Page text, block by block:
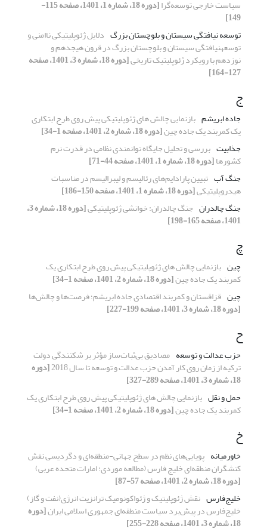
سیاست خارجی توسعه‌‌‌‌گرا [دوره 18، شماره 1، 1401، صفحه 115-
149]
توسعه ‏نیافتگی سیستان و بلوچستان بزرگ دلایل ژئوپلیتیکی ناامنی و
توسعه‏نیافتگی سیستان و بلوچستان بزرگ در قرون هیجدهم و
نوزدهم با رویکرد ژئوپلیتیک تاریخی [دوره 18، شماره 3، 1401، صفحه
127-164]
ج
جاده ابریشم بازنمایی چالش های ژئوپلیتیکی پیش روی طرح ابتکاری
یک کمربند یک جاده چین[دوره 18، شماره 2، 1401، صفحه 1-34]
جذابیت بررسی و تحلیل جایگاه توانمندی نظامی در قدرت نرم
کشورها[دوره 18، شماره 1، 1401، صفحه 44-71]
جنگ آب تبیین پارادایم‌های‌‌‌ رئالیسم و لیبرالیسم در مناسبات
هیدروپلیتیکی[دوره 18، شماره 1، 1401، صفحه 150-186]
جنگ چالدران جنگ چالدران: خوانشی ژئوپلیتیکی [دوره 18، شماره 3،
1401، صفحه 165-198]
چ
چین بازنمایی چالش های ژئوپلیتیکی پیش روی طرح ابتکاری یک
کمربند یک جاده چین[دوره 18، شماره 2، 1401، صفحه 1-34]
چین قزاقستان و کمربند اقتصادی جاده ابریشم؛ فرصت‌ها و چالش‌ها
[دوره 18، شماره 3، 1401، صفحه 199-227]
ح
حزب عدالت و توسعه مصادیق بی‌ثبات‌ساز مؤثر بر شکنندگی دولت
ترکیه از زمان روی کار آمدن حزب عدالت و توسعه تا سال 2018 [دوره
18، شماره 3، 1401، صفحه 289-327]
حمل و نقل بازنمایی چالش های ژئوپلیتیکی پیش روی طرح ابتکاری یک
کمربند یک جاده چین[دوره 18، شماره 2، 1401، صفحه 1-34]
خ
خاورمیانه پویایی‌های نظم در سطح جهانی-منطقه‌ای و دگردیسی نقش
کنشگران منطقه‌ای خلیج فارس (مطالعه موردی: امارات متحده عربی)
[دوره 18، شماره 2، 1401، صفحه 57-87]
خلیج‌فارس نقش ژئوپلیتیک و ژئواکونومیک ترانزیت انرژی(نفت و گاز)
خلیج‌فارس در پیش‌برد سیاست منطقه‌ای جمهوری اسلامی ایران[دوره
18، شماره 3، 1401، صفحه 228-255]